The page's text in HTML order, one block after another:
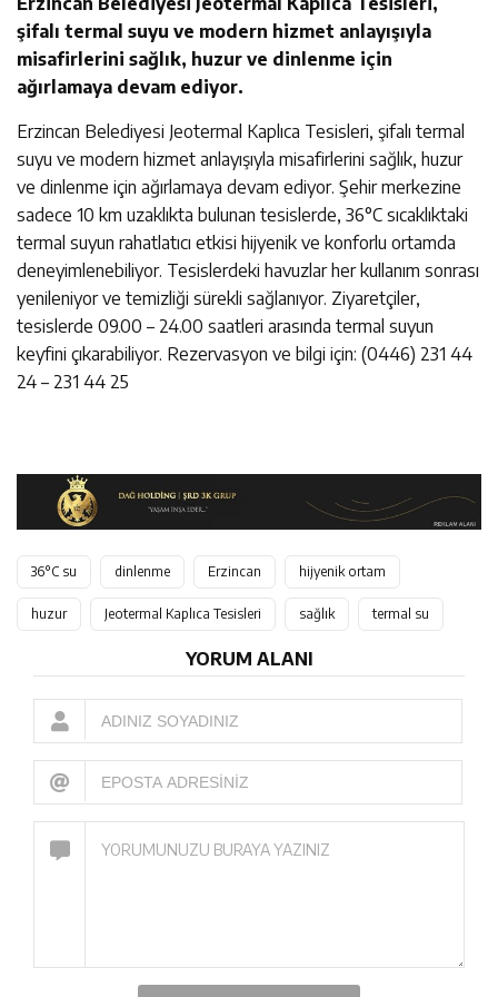
şifalı termal suyu ve modern hizmet anlayışıyla
misafirlerini sağlık, huzur ve dinlenme için
ağırlamaya devam ediyor.
Erzincan Belediyesi Jeotermal Kaplıca Tesisleri, şifalı termal
suyu ve modern hizmet anlayışıyla misafirlerini sağlık, huzur
ve dinlenme için ağırlamaya devam ediyor. Şehir merkezine
sadece 10 km uzaklıkta bulunan tesislerde, 36°C sıcaklıktaki
termal suyun rahatlatıcı etkisi hijyenik ve konforlu ortamda
deneyimlenebiliyor. Tesislerdeki havuzlar her kullanım sonrası
yenileniyor ve temizliği sürekli sağlanıyor. Ziyaretçiler,
tesislerde 09.00 – 24.00 saatleri arasında termal suyun
keyfini çıkarabiliyor. Rezervasyon ve bilgi için: (0446) 231 44
24 – 231 44 25
36°C su dinlenme Erzincan hijyenik ortam
huzur Jeotermal Kaplıca Tesisleri sağlık termal su
YORUM ALANI